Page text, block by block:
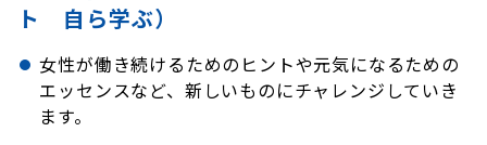
ト 自ら学ぶ）
女性が働き続けるためのヒントや元気になるための
エッセンスなど、新しいものにチャレンジしていき
ます。